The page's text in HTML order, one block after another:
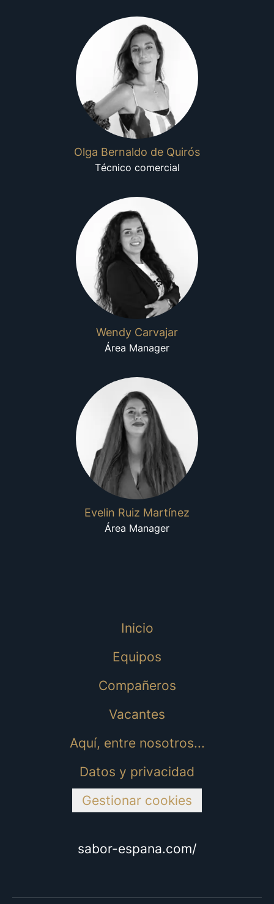
Olga Bernaldo de Quirós
Técnico comercial
Wendy Carvajar
Área Manager
Evelin Ruiz Martínez
Área Manager
Inicio
Equipos
Compañeros
Vacantes
Aquí, entre nosotros...
Datos y privacidad
Gestionar cookies
sabor-espana.com/